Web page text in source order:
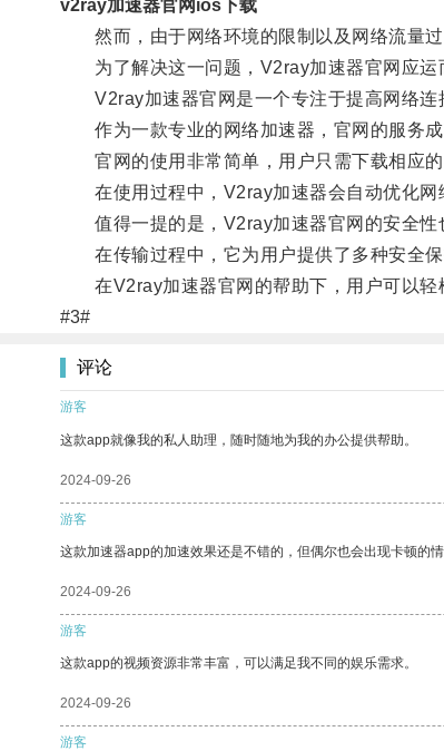
v2ray加速器官网ios下载
然而，由于网络环境的限制以及网络流量过
为了解决这一问题，V2ray加速器官网应运
V2ray加速器官网是一个专注于提高网络连
作为一款专业的网络加速器，官网的服务成
官网的使用非常简单，用户只需下载相应的
在使用过程中，V2ray加速器会自动优化网
值得一提的是，V2ray加速器官网的安全性
在传输过程中，它为用户提供了多种安全保
在V2ray加速器官网的帮助下，用户可以轻
#3#
评论
游客
这款app就像我的私人助理，随时随地为我的办公提供帮助。
2024-09-26
游客
这款加速器app的加速效果还是不错的，但偶尔也会出现卡顿的
2024-09-26
游客
这款app的视频资源非常丰富，可以满足我不同的娱乐需求。
2024-09-26
游客